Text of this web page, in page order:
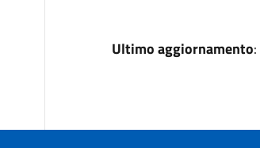
Ultimo aggiornamento